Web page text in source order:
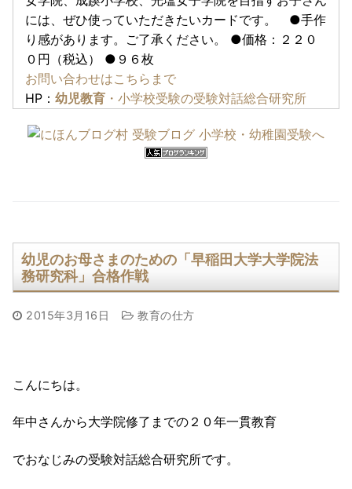
には、ぜひ使っていただきたいカードです。 ●手作
り感があります。ご了承ください。 ●価格：２２０
０円（税込） ●９６枚
お問い合わせはこちらまで
HP： 幼児教育 ・小学校受験の受験対話総合研究所
幼児のお母さまのための「早稲田大学大学院法
務研究科」合格作戦
2015年3月16日 教育の仕方
こんにちは。
年中さんから大学院修了までの２０年一貫教育
でおなじみの受験対話総合研究所です。